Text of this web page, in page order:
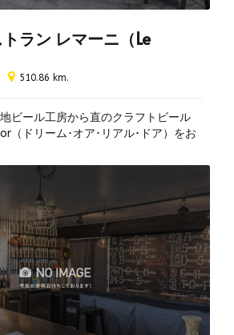
ペット同伴可
テイクアウト可
喫煙所あり
喫煙可
分煙
昼飲み可
ビアソムリエ常駐
予約可
デリバリー可
ブルワリー見学あり
駐車場あり
クレジット利用可
ラン レマーニ（Le
510.86 km.
ビール工房から直のクラフトビール
（ドリーム･オア･リアル･ドア）をお
爽やかさと芳醇さを追求した発泡酒
わいは飲むほどに夢心地を誘います。
め、 ピッツァや肉料理と出来たてのビ
格イタリアレストランでもあります。
で城塞のようなゲートをくぐって煉瓦
中です。